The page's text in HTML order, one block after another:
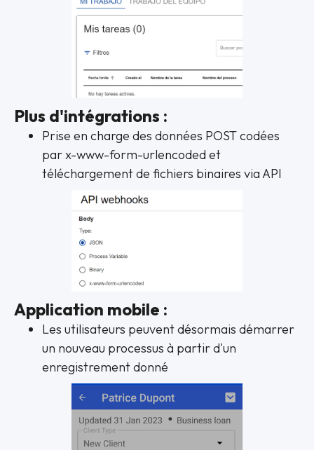
Plus d'intégrations :
Prise en charge des données POST codées
par x-www-form-urlencoded et
téléchargement de fichiers binaires via API
Application mobile :
Les utilisateurs peuvent désormais démarrer
un nouveau processus à partir d'un
enregistrement donné